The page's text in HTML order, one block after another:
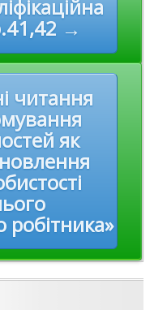
→
читання
як
робітника»